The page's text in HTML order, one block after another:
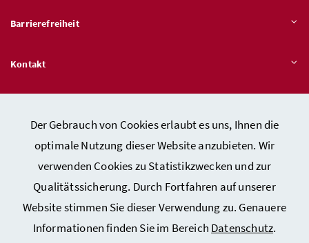
Der Gebrauch von Cookies erlaubt es uns, Ihnen die
optimale Nutzung dieser Website anzubieten. Wir
verwenden Cookies zu Statistikzwecken und zur
Qualitätssicherung. Durch Fortfahren auf unserer
Website stimmen Sie dieser Verwendung zu. Genauere
Informationen finden Sie im Bereich Datenschutz.
Barrierefreiheit
Kontakt
Hinweisgeber:innen – Stelle für Rechtsverletzungen